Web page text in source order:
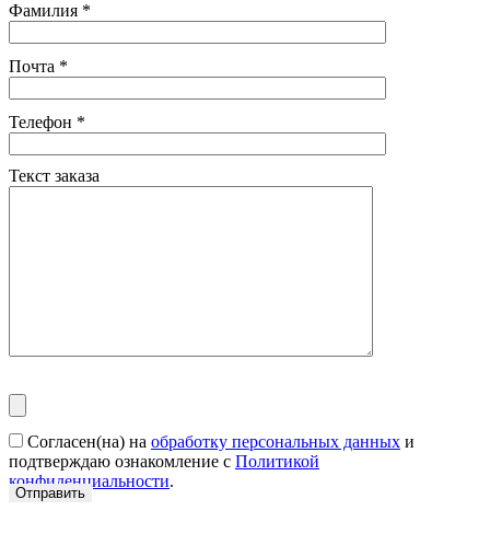
Фамилия *
Почта *
Телефон *
Текст заказа
Согласен(на) на обработку персональных данных и
подтверждаю ознакомление с Политикой
конфиденциальности.